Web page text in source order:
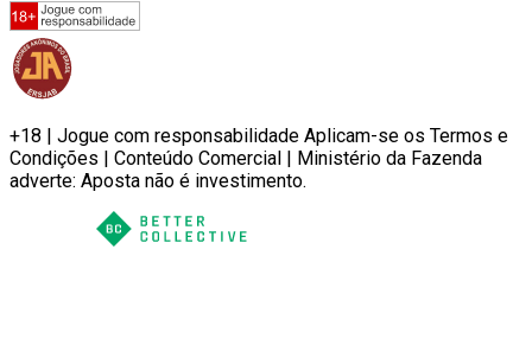
+18 | Jogue com responsabilidade Aplicam-se os Termos e
Condições | Conteúdo Comercial | Ministério da Fazenda
adverte: Aposta não é investimento.